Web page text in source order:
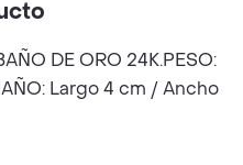
DE ORO 24K.PESO:
Largo 4 cm / Ancho